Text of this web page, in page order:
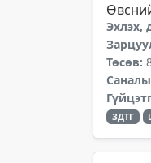
Эхлэх,
Төсөв:
ЗДТГ